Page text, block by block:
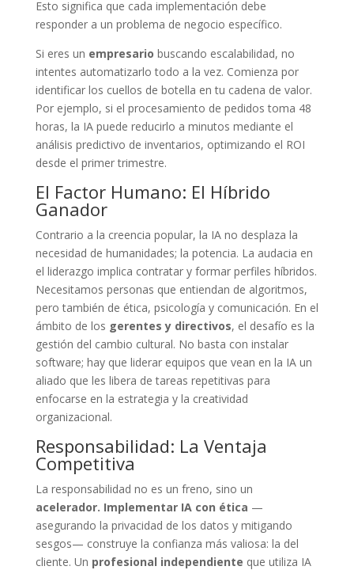
Esto significa que cada implementación debe
responder a un problema de negocio específico.
Si eres un empresario buscando escalabilidad, no
intentes automatizarlo todo a la vez. Comienza por
identificar los cuellos de botella en tu cadena de valor.
Por ejemplo, si el procesamiento de pedidos toma 48
horas, la IA puede reducirlo a minutos mediante el
análisis predictivo de inventarios, optimizando el ROI
desde el primer trimestre.
El Factor Humano: El Híbrido
Ganador
Contrario a la creencia popular, la IA no desplaza la
necesidad de humanidades; la potencia. La audacia en
el liderazgo implica contratar y formar perfiles híbridos.
Necesitamos personas que entiendan de algoritmos,
pero también de ética, psicología y comunicación. En el
ámbito de los gerentes y directivos, el desafío es la
gestión del cambio cultural. No basta con instalar
software; hay que liderar equipos que vean en la IA un
aliado que les libera de tareas repetitivas para
enfocarse en la estrategia y la creatividad
organizacional.
Responsabilidad: La Ventaja
Competitiva
La responsabilidad no es un freno, sino un
acelerador. Implementar IA con ética —
asegurando la privacidad de los datos y mitigando
sesgos— construye la confianza más valiosa: la del
cliente. Un profesional independiente que utiliza IA